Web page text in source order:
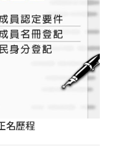
名歷程